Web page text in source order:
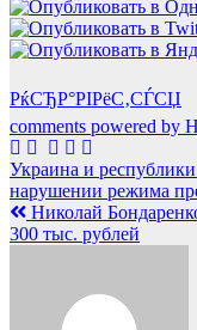
РќСЂР°РІРёС‚СЃСЏ
comments powered by
Навигация
по
записям
Украина и
нарушении режима
Николай
300 тыс. рублей